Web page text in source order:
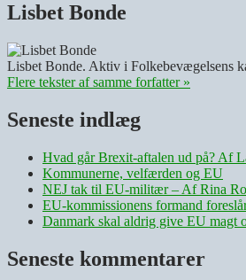
Lisbet Bonde
Lisbet Bonde. Aktiv i Folkebevægelsens
Flere tekster af samme forfatter »
Seneste indlæg
Hvad går Brexit-aftalen ud på? Af
Kommunerne, velfærden og EU
NEJ tak til EU-militær – Af Rina
EU-kommissionens formand
Danmark skal aldrig give EU magt
Seneste kommentarer